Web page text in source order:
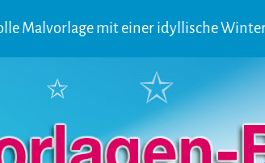
Malvorlage mit einer idyllische